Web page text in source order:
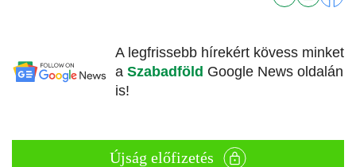
A legfrissebb hírekért kövess minket
a Szabadföld Google News oldalán
is!
Újság előfizetés